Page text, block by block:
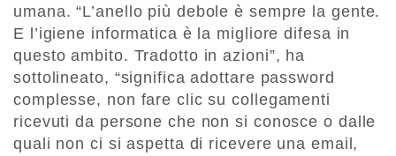
umana. “L’anello più debole è sempre la gente.
E l’igiene informatica è la migliore difesa in
questo ambito. Tradotto in azioni”, ha
sottolineato, “significa adottare password
complesse, non fare clic su collegamenti
ricevuti da persone che non si conosce o dalle
quali non ci si aspetta di ricevere una email,